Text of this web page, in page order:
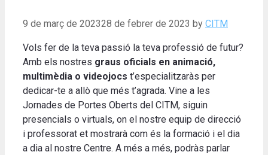
9 de març de 202328 de febrer de 2023 by CITM
Vols fer de la teva passió la teva professió de futur?
Amb els nostres graus oficials en animació,
multimèdia o videojocs t’especialitzaràs per
dedicar-te a allò que més t’agrada. Vine a les
Jornades de Portes Oberts del CITM, siguin
presencials o virtuals, on el nostre equip de direcció
i professorat et mostrarà com és la formació i el dia
a dia al nostre Centre. A més a més, podràs parlar